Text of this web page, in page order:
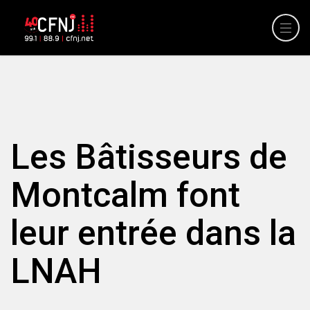
Les Bâtisseurs de
Montcalm font
leur entrée dans la
LNAH